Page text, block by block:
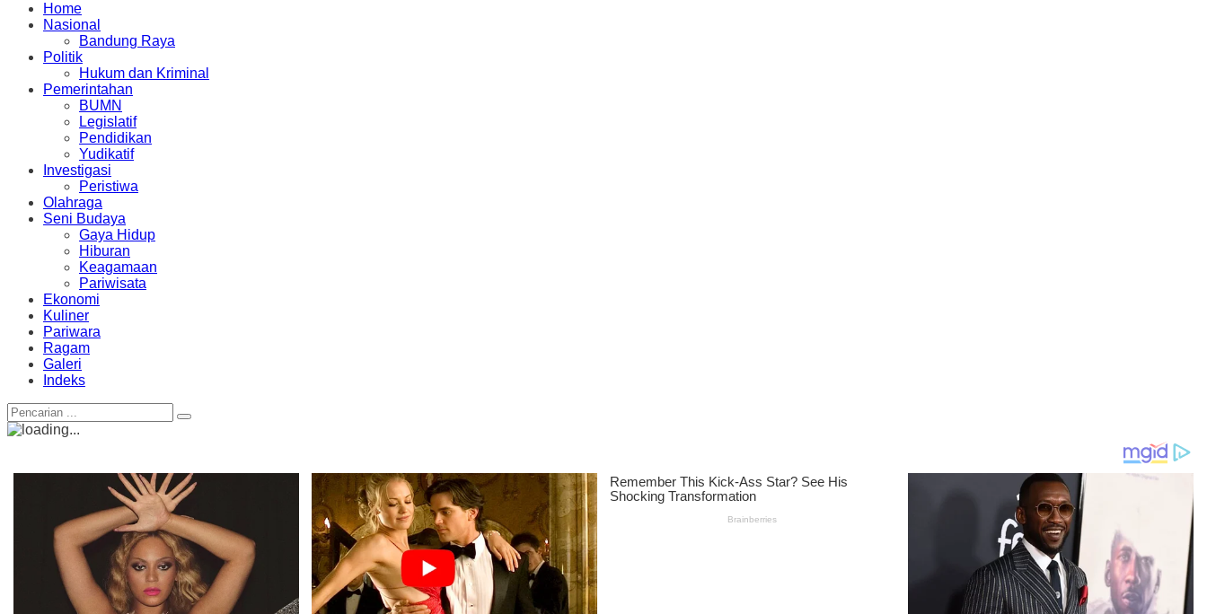
Home
Nasional
Bandung Raya
Politik
Hukum dan Kriminal
Pemerintahan
BUMN
Legislatif
Pendidikan
Yudikatif
Investigasi
Peristiwa
Olahraga
Seni Budaya
Gaya Hidup
Hiburan
Keagamaan
Pariwisata
Ekonomi
Kuliner
Pariwara
Ragam
Galeri
Indeks